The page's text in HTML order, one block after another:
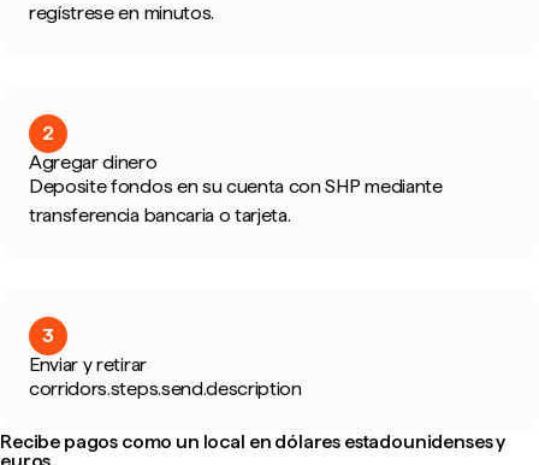
regístrese en minutos.
2
Agregar dinero
Deposite fondos en su cuenta con SHP mediante
transferencia bancaria o tarjeta.
3
Enviar y retirar
corridors.steps.send.description
Recibe pagos como un local en dólares estadounidenses y